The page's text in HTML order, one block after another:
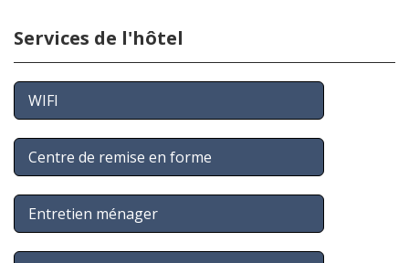
Services de l'hôtel
WIFI
Centre de remise en forme
Entretien ménager